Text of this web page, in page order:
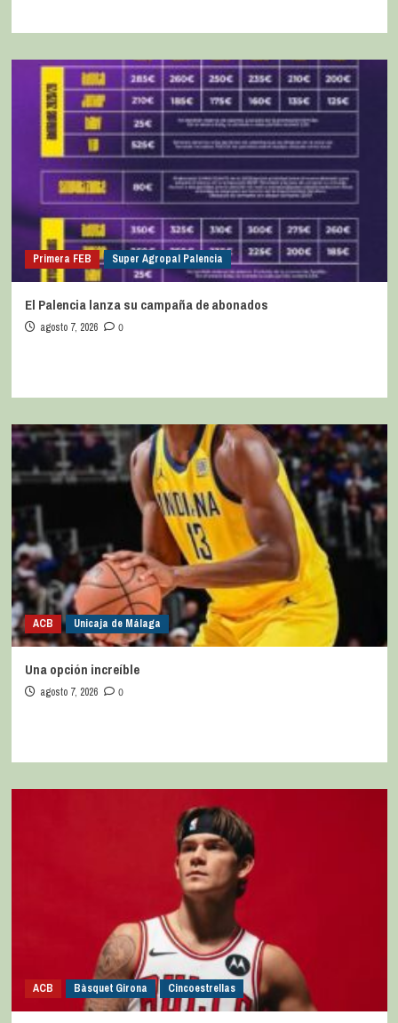
Primera FEB Super Agropal Palencia
El Palencia lanza su campaña de abonados
agosto 7, 2026 0
ACB Unicaja de Málaga
Una opción increíble
agosto 7, 2026 0
ACB Bàsquet Girona Cincoestrellas